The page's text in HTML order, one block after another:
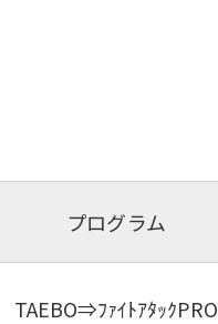
プログラム
TAEBO⇒ﾌｧｲﾄｱﾀｯｸPRO